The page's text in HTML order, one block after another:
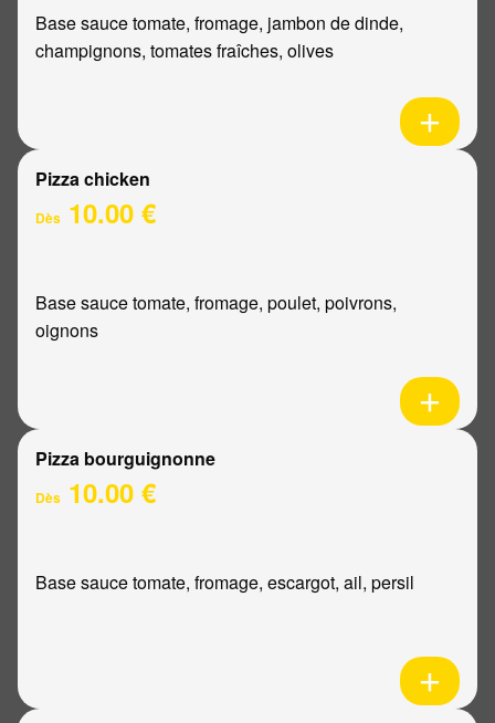
Base sauce tomate, fromage, jambon de dinde,
champignons, tomates fraîches, olives
Pizza chicken
Dès 10.00 €
Base sauce tomate, fromage, poulet, poivrons,
oignons
Pizza bourguignonne
Dès 10.00 €
Base sauce tomate, fromage, escargot, ail, persil